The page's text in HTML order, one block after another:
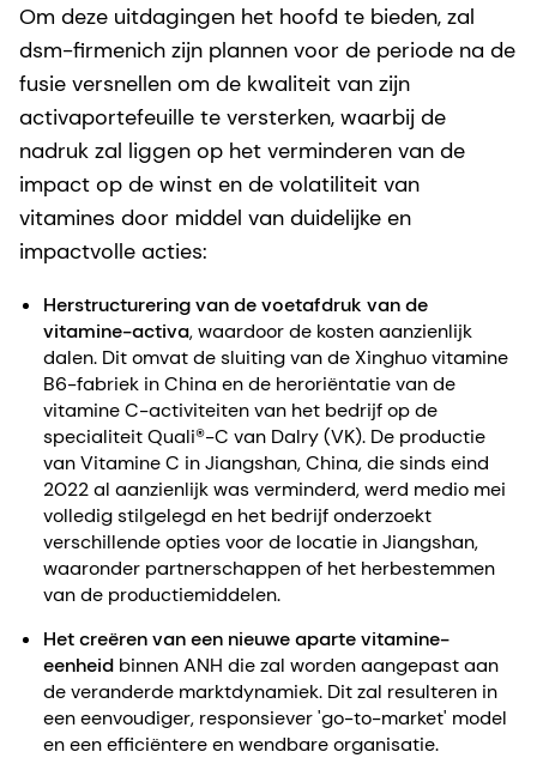
Om deze uitdagingen het hoofd te bieden, zal
dsm-firmenich zijn plannen voor de periode na de
fusie versnellen om de kwaliteit van zijn
activaportefeuille te versterken, waarbij de
nadruk zal liggen op het verminderen van de
impact op de winst en de volatiliteit van
vitamines door middel van duidelijke en
impactvolle acties:
Herstructurering van de voetafdruk van de
vitamine-activa, waardoor de kosten aanzienlijk
dalen. Dit omvat de sluiting van de Xinghuo vitamine
B6-fabriek in China en de heroriëntatie van de
vitamine C-activiteiten van het bedrijf op de
specialiteit Quali®-C van Dalry (VK). De productie
van Vitamine C in Jiangshan, China, die sinds eind
2022 al aanzienlijk was verminderd, werd medio mei
volledig stilgelegd en het bedrijf onderzoekt
verschillende opties voor de locatie in Jiangshan,
waaronder partnerschappen of het herbestemmen
van de productiemiddelen.
Het creëren van een nieuwe aparte vitamine-
eenheid binnen ANH die zal worden aangepast aan
de veranderde marktdynamiek. Dit zal resulteren in
een eenvoudiger, responsiever 'go-to-market' model
en een efficiëntere en wendbare organisatie.